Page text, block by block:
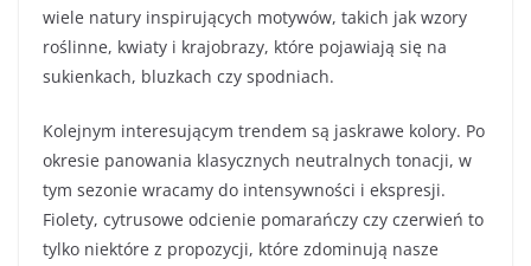
wiele natury inspirujących motywów, takich jak wzory
roślinne, kwiaty i krajobrazy, które pojawiają się na
sukienkach, bluzkach czy spodniach.
Kolejnym interesującym trendem są jaskrawe kolory. Po
okresie panowania klasycznych neutralnych tonacji, w
tym sezonie wracamy do intensywności i ekspresji.
Fiolety, cytrusowe odcienie pomarańczy czy czerwień to
tylko niektóre z propozycji, które zdominują nasze